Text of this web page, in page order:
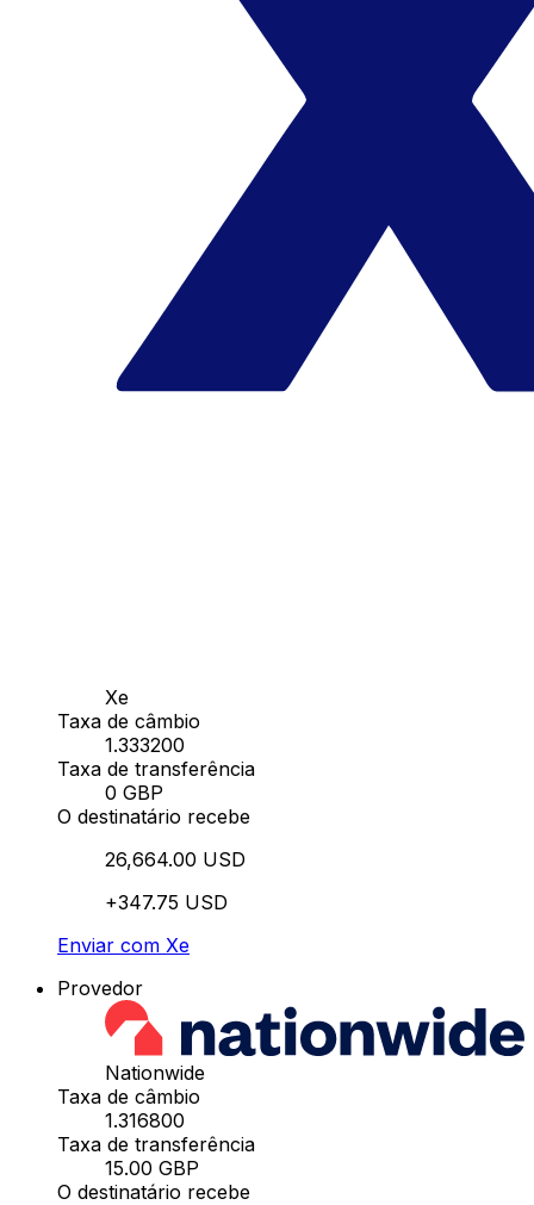
Xe
Taxa de câmbio
1.333200
Taxa de transferência
0 GBP
O destinatário recebe
26,664.00 USD
+347.75 USD
Enviar com Xe
Provedor
Nationwide
Taxa de câmbio
1.316800
Taxa de transferência
15.00 GBP
O destinatário recebe